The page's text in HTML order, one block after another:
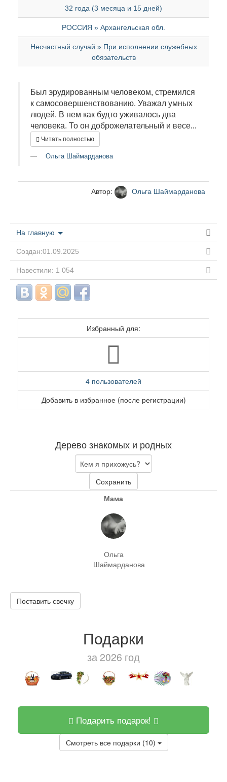
32 года (3 месяца и 15 дней)
РОССИЯ » Архангельская обл.
Несчастный случай » При исполнении служебных
обязательств
Был эрудированным человеком, стремился
к самосовершенствованию. Уважал умных
людей. В нем как будто уживалось два
человека. То он доброжелательный и весе...
Читать полностью
Ольга Шаймарданова
Автор: Ольга Шаймарданова
На главную
Создан:01.09.2025
Навестили: 1 054
Избранный для:
4 пользователей
Добавить в избранное (после регистрации)
Дерево знакомых и родных
Сохранить
Мама
Ольга
Шаймарданова
Поставить свечку
Подарки
за 2026 год
Подарить подарок!
Смотреть все подарки (10)